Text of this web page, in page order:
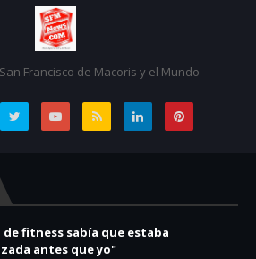
Francisco de Macoris y el Mundo
de fitness sabía que estaba
antes que yo"